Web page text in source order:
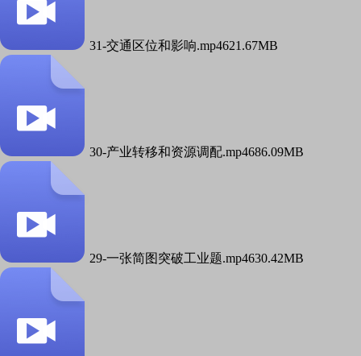
31-交通区位和影响.mp4621.67MB
30-产业转移和资源调配.mp4686.09MB
29-一张简图突破工业题.mp4630.42MB